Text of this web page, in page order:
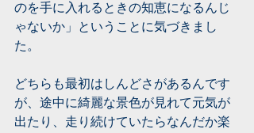
のを手に入れるときの知恵になるんじ
ゃないか」ということに気づきまし
た。
どちらも最初はしんどさがあるんです
が、途中に綺麗な景色が見れて元気が
出たり、走り続けていたらなんだか楽